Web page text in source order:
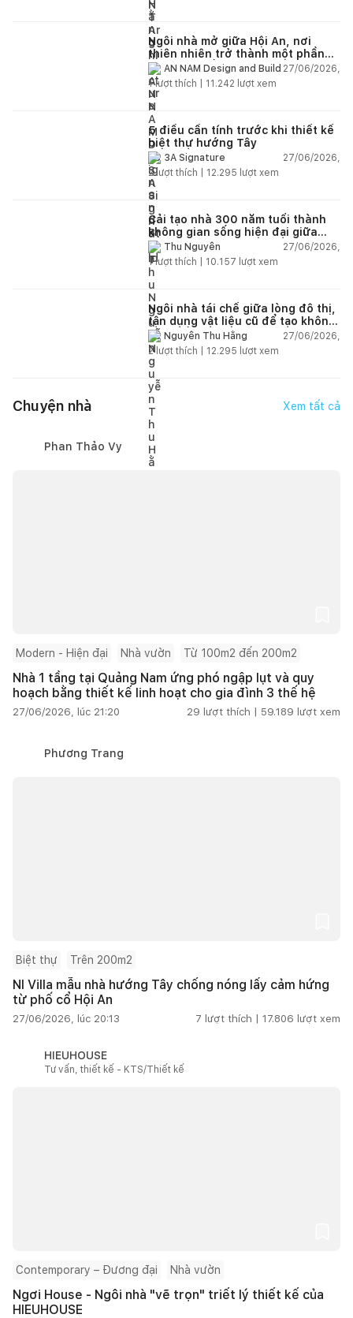
Ngôi nhà mở giữa Hội An, nơi
thiên nhiên trở thành một phần
của cuộc sống
AN NAM Design and Build 27/06/2026,
1lượt thích | 11.242 lượt xem
5 điều cần tính trước khi thiết kế
biệt thự hướng Tây
3A Signature
27/06/2026,
2lượt thích | 12.295 lượt xem
Cải tạo nhà 300 năm tuổi thành
không gian sống hiện đại giữa
thiên nhiên
Thu Nguyễn
27/06/2026,
1lượt thích | 10.157 lượt xem
Ngôi nhà tái chế giữa lòng đô thị,
tận dụng vật liệu cũ để tạo không
gian sống linh hoạt
Nguyễn Thu Hằng
27/06/2026,
2lượt thích | 12.295 lượt xem
Chuyện nhà Xem tất cả
Phan Thảo Vy
Modern - Hiện đại Nhà vườn Từ 100m2 đến 200m2
Nhà 1 tầng tại Quảng Nam ứng phó ngập lụt và quy
hoạch bằng thiết kế linh hoạt cho gia đình 3 thế hệ
27/06/2026, lúc 21:20 29 lượt thích | 59.189 lượt xem
Phương Trang
Biệt thự Trên 200m2
NI Villa mẫu nhà hướng Tây chống nóng lấy cảm hứng
từ phố cổ Hội An
27/06/2026, lúc 20:13 7 lượt thích | 17.806 lượt xem
HIEUHOUSE
Tư vấn, thiết kế - KTS/Thiết kế
Contemporary – Đương đại Nhà vườn
Ngơi House - Ngôi nhà "vẽ trọn" triết lý thiết kế của
HIEUHOUSE